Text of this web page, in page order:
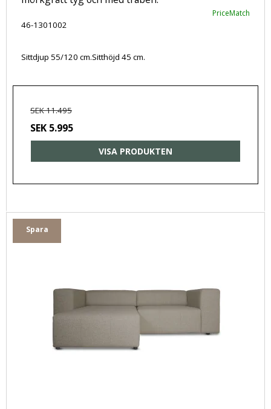
PriceMatch
46-1301002
Sittdjup 55/120 cm.Sitthöjd 45 cm.
SEK 11.495
SEK 5.995
VISA PRODUKTEN
Spara